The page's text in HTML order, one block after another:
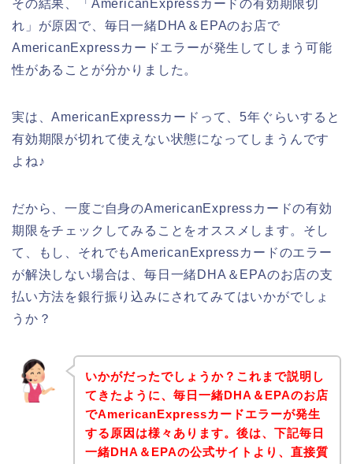
その結果、「AmericanExpressカードの有効期限切
れ」が原因で、毎日一緒DHA＆EPAのお店で
AmericanExpressカードエラーが発生してしまう可能
性があることが分かりました。
実は、AmericanExpressカードって、5年ぐらいすると
有効期限が切れて使えない状態になってしまうんです
よね♪
だから、一度ご自身のAmericanExpressカードの有効
期限をチェックしてみることをオススメします。そし
て、もし、それでもAmericanExpressカードのエラー
が解決しない場合は、毎日一緒DHA＆EPAのお店の支
払い方法を銀行振り込みにされてみてはいかがでしょ
うか？
いかがだったでしょうか？これまで説明し
てきたように、毎日一緒DHA＆EPAのお店
でAmericanExpressカードエラーが発生
する原因は様々あります。後は、下記毎日
一緒DHA＆EPAの公式サイトより、直接質